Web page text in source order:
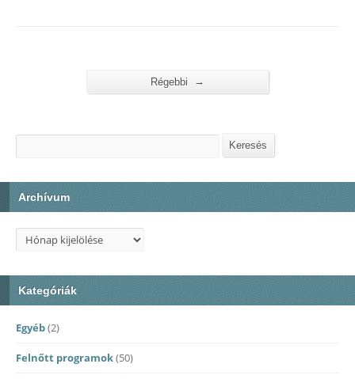
Régebbi →
Keresés
Archívum
Archívum
Kategóriák
Egyéb(2)
Felnőtt programok(50)